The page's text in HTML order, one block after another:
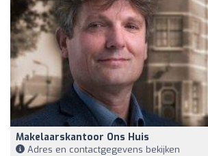
Makelaarskantoor Ons Huis
Adres en contactgegevens bekijken